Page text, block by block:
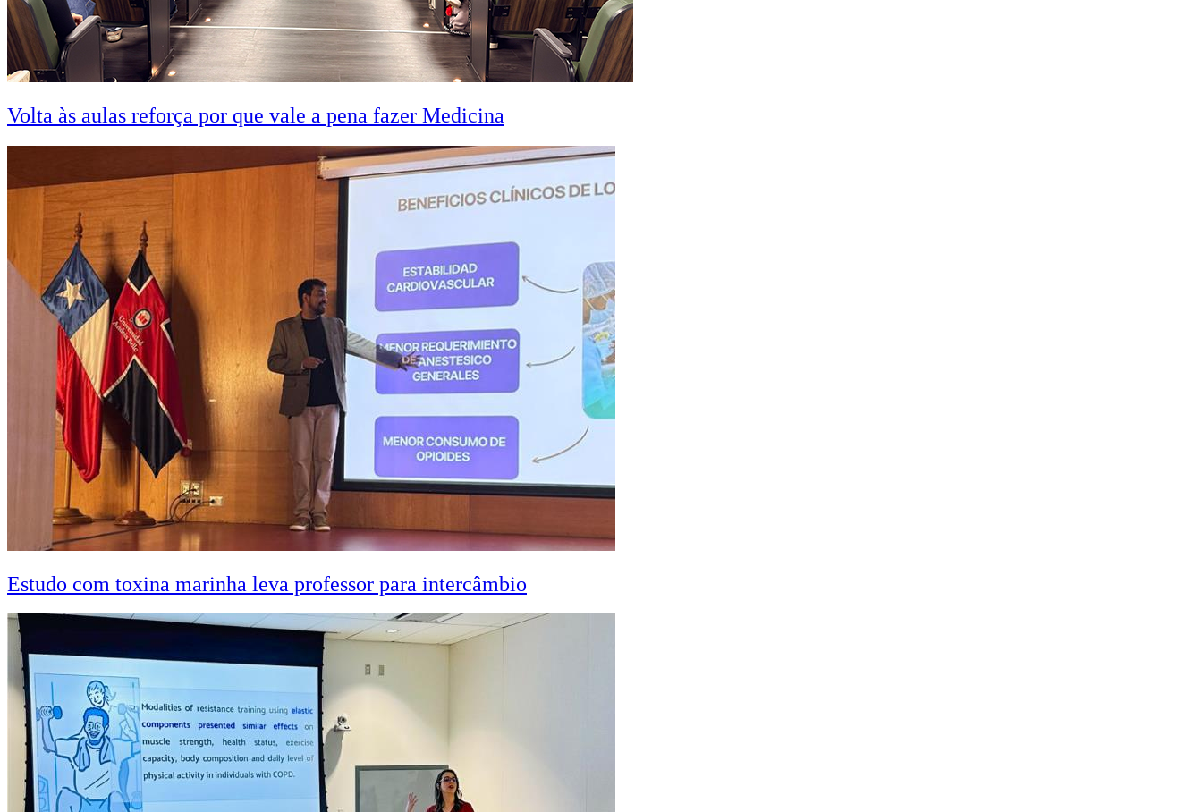
Volta às aulas reforça por que vale a pena fazer Medicina
Estudo com toxina marinha leva professor para intercâmbio